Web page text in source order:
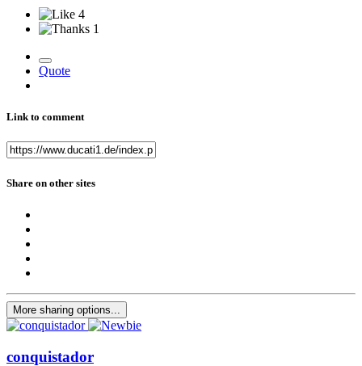
4
1
Quote
Link to comment
Share on other sites
More sharing options...
conquistador